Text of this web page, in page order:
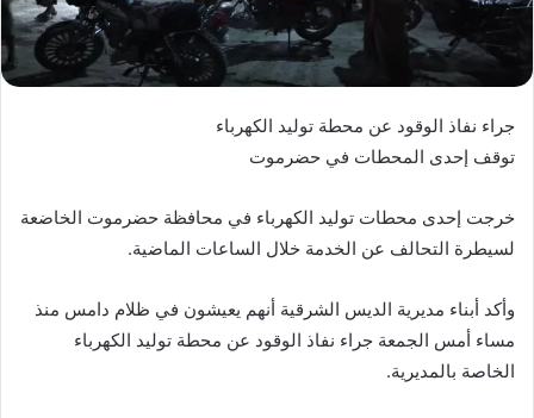
جراء نفاذ الوقود عن محطة توليد الكهرباء
توقف إحدى المحطات في حضرموت
خرجت إحدى محطات توليد الكهرباء في محافظة حضرموت الخاضعة
لسيطرة التحالف عن الخدمة خلال الساعات الماضية.
وأكد أبناء مديرية الديس الشرقية أنهم يعيشون في ظلام دامس منذ
مساء أمس الجمعة جراء نفاذ الوقود عن محطة توليد الكهرباء
الخاصة بالمديرية.